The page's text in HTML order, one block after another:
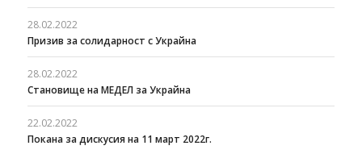
28.02.2022
Призив за солидарност с Украйна
28.02.2022
Становище на МЕДЕЛ за Украйна
22.02.2022
Покана за дискусия на 11 март 2022г.